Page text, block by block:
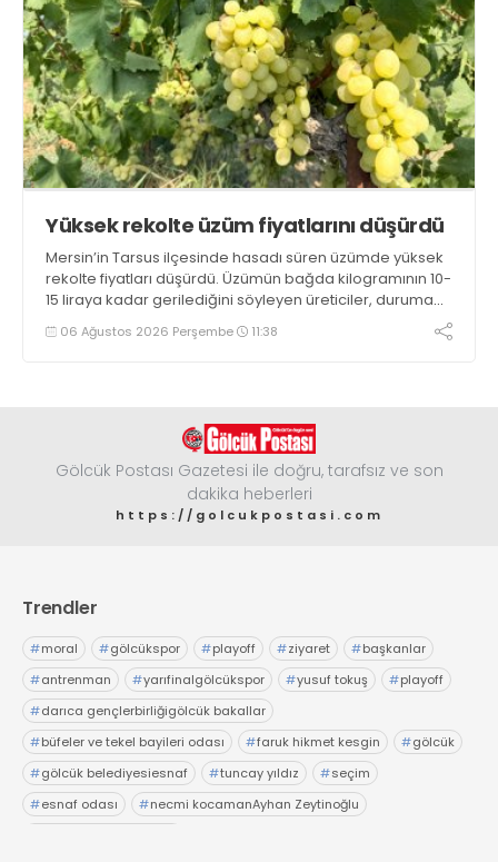
Yüksek rekolte üzüm fiyatlarını düşürdü
Mersin’in Tarsus ilçesinde hasadı süren üzümde yüksek
rekolte fiyatları düşürdü. Üzümün bağda kilogramının 10-
15 liraya kadar gerilediğini söyleyen üreticiler, duruma
tepki gösterdi
06 Ağustos 2026 Perşembe 11:38
Gölcük Postası Gazetesi ile doğru, tarafsız ve son
dakika heberleri
https://golcukpostasi.com
Trendler
#moral #gölcükspor #playoff #ziyaret #başkanlar
#antrenman #yarıfinalgölcükspor #yusuf tokuş #playoff
#darıca gençlerbirliğigölcük bakallar
#büfeler ve tekel bayileri odası #faruk hikmet kesgin #gölcük
#gölcük belediyesiesnaf #tuncay yıldız #seçim
#esnaf odası #necmi kocamanAyhan Zeytinoğlu